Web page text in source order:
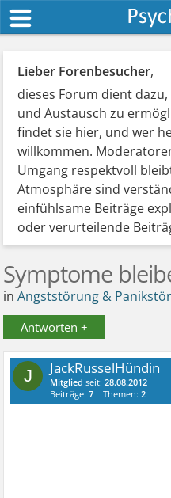
Lieber Forenbesucher,
dieses Forum dient
und Austausch zu
findet sie hier, und wer
willkommen.
Umgang respektvoll
Atmosphäre sind
einfühlsame Beiträge
oder verurteilende
Symptome
inAngststörung &
Antworten +
J JackRusselHündin
Mitglied seit:28.08.2012
Beiträge:7 Themen:2